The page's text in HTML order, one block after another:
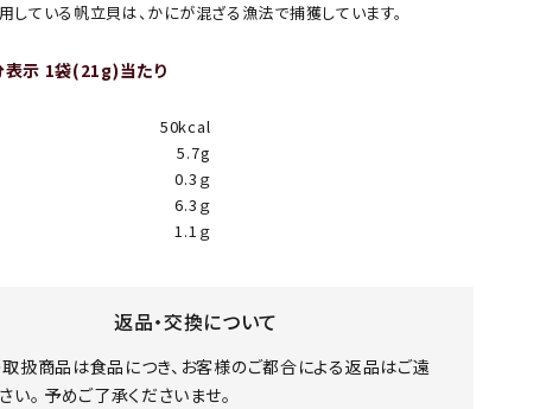
している帆立貝は、かにが混ざる漁法で捕獲しています。
表示 1袋(21g)当たり
50kcal
5.7g
0.3ｇ
6.3ｇ
1.1ｇ
返品・交換について
扱商品は食品につき、お客様のご都合による返品はご遠
い。 予めご了承くださいませ。